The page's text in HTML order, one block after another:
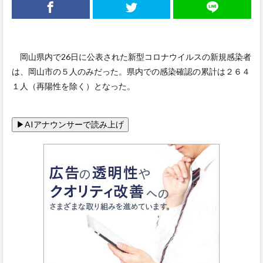
岡山県内で26日に公表された新型コロナウイルスの新規感染者
は、岡山市の５人のみだった。県内での感染確認の累計は２６４
１人（再陽性を除く）となった。